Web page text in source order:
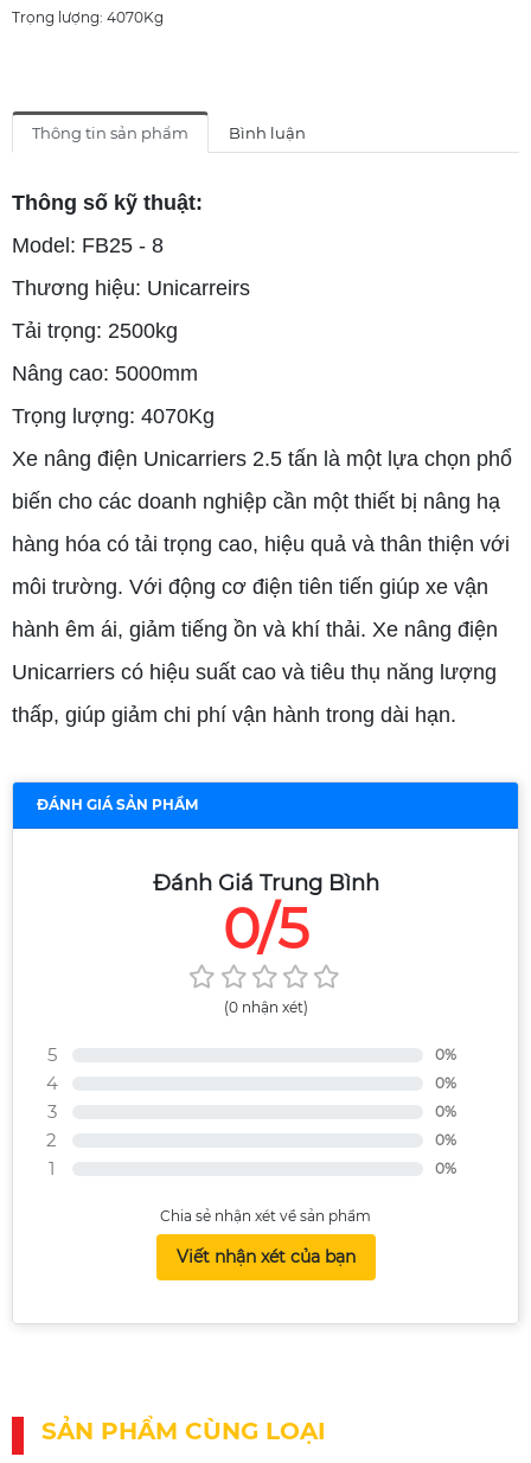
Trọng lượng: 4070Kg
Thông tin sản phẩm Bình luận
Thông số kỹ thuật:
Model: FB25 - 8
Thương hiệu: Unicarreirs
Tải trọng: 2500kg
Nâng cao: 5000mm
Trọng lượng: 4070Kg
Xe nâng điện Unicarriers 2.5 tấn là một lựa chọn phổ
biến cho các doanh nghiệp cần một thiết bị nâng hạ
hàng hóa có tải trọng cao, hiệu quả và thân thiện với
môi trường. Với động cơ điện tiên tiến giúp xe vận
hành êm ái, giảm tiếng ồn và khí thải. Xe nâng điện
Unicarriers có hiệu suất cao và tiêu thụ năng lượng
thấp, giúp giảm chi phí vận hành trong dài hạn.
ĐÁNH GIÁ SẢN PHẨM
Đánh Giá Trung Bình
0/5
(0 nhận xét)
5 0%
4 0%
3 0%
2 0%
1 0%
Chia sẻ nhận xét về sản phẩm
Viết nhận xét của bạn
SẢN PHẨM CÙNG LOẠI